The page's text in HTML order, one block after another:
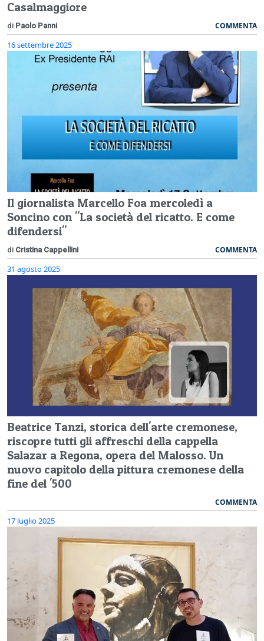
Casalmaggiore
di Paolo Panni COMMENTA
16 settembre 2025
Il giornalista Marcello Foa mercoledì a
Soncino con "La società del ricatto. E come
difendersi"
di Cristina Cappellini COMMENTA
31 agosto 2025
Beatrice Tanzi, storica dell'arte cremonese,
riscopre tutti gli affreschi della cappella
Salazar a Regona, opera del Malosso. Un
nuovo capitolo della pittura cremonese della
fine del '500
COMMENTA
17 luglio 2025